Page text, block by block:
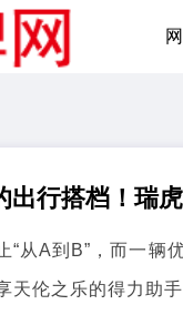
出行搭档！瑞
A到B”，而一辆
天伦之乐的得力助